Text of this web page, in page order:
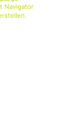
Navigator